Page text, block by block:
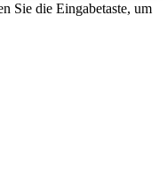
Sie die Eingabetaste, um